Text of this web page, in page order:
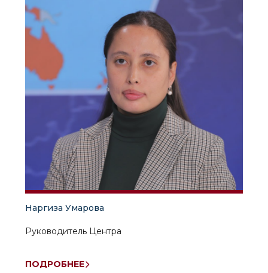
Наргиза Умарова
Руководитель Центра
ПОДРОБНЕЕ